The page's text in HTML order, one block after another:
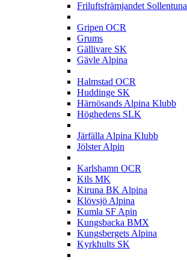
Friluftsfrämjandet Sollentuna
Gripen OCR
Grums
Gällivare SK
Gävle Alpina
Halmstad OCR
Huddinge SK
Härnösands Alpina Klubb
Höghedens SLK
Järfälla Alpina Klubb
Jölster Alpin
Karlshamn OCR
Kils MK
Kiruna BK Alpina
Klövsjö Alpina
Kumla SF Apin
Kungsbacka BMX
Kungsbergets Alpina
Kyrkhults SK